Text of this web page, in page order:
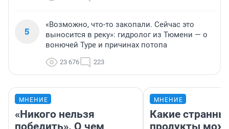
5
«Возможно, что-то закопали. Сейчас это
выносится в реку»: гидролог из Тюмени — о
вонючей Туре и причинах потопа
23 676 223
МНЕНИЕ
«Никого нельзя
победить». О чем
МНЕНИЕ
Какие
продукты